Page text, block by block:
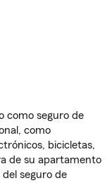
como seguro de
como
bicicletas,
de su apartamento
seguro de